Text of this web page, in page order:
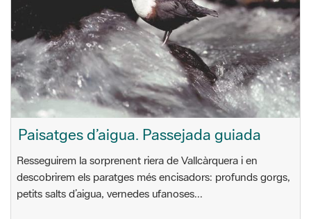
Paisatges d’aigua. Passejada guiada
Resseguirem la sorprenent riera de Vallcàrquera i en
descobrirem els paratges més encisadors: profunds gorgs,
petits salts d’aigua, vernedes ufanoses...